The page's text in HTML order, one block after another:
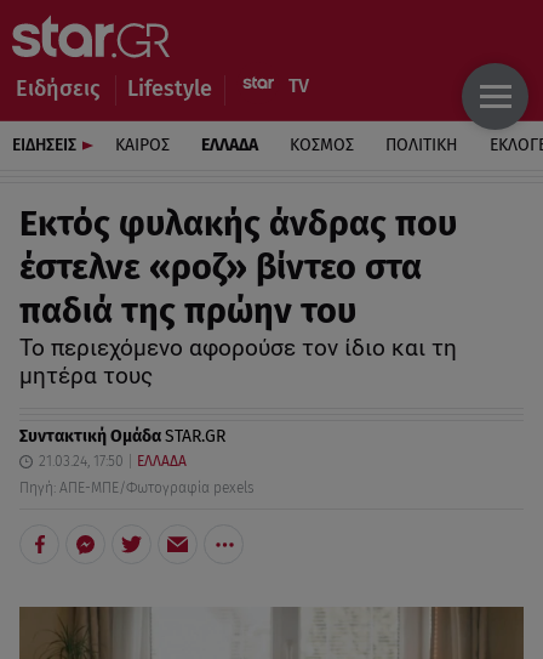
Ειδήσεις Lifestyle
ΕΙΔΗΣΕΙΣ ΚΑΙΡΟΣ ΕΛΛΑΔΑ ΚΟΣΜΟΣ ΠΟΛΙΤΙΚΗ
Εκτός φυλακής άνδρας που
έστελνε «ροζ» βίντεο στα
παδιά της πρώην του
Το περιεχόμενο αφορούσε τον ίδιο και τη
μητέρα τους
Συντακτική ΟμάδαSTAR.GR
21.03.24, 17:50
ΕΛΛΑΔΑ
Πηγή: ΑΠΕ-ΜΠΕ/Φωτογραφία pexels